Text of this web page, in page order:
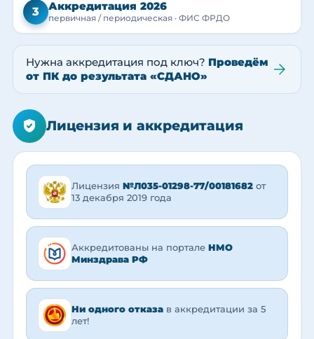
3 Аккредитация 2026
первичная / периодическая · ФИС ФРДО
Нужна аккредитация под ключ? Проведём
от ПК до результата «СДАНО»
Лицензия и аккредитация
Лицензия №Л035-01298-77/00181682 от
13 декабря 2019 года
Аккредитованы на портале НМО
Минздрава РФ
Ни одного отказа в аккредитации за 5
лет!